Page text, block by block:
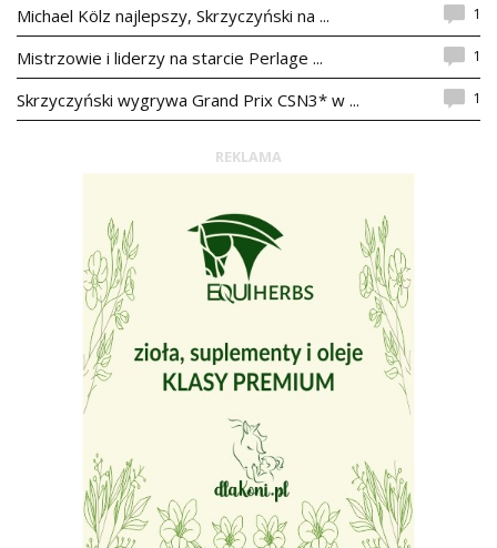
Michael Kölz najlepszy, Skrzyczyński na ... 1
Mistrzowie i liderzy na starcie Perlage ... 1
Skrzyczyński wygrywa Grand Prix CSN3* w ... 1
REKLAMA